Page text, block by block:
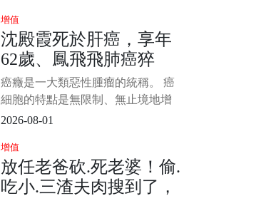
前在一個協尋網站中，一個女孩備
受關注，她已經失蹤了14年，但是
在各方調查下，卻始終沒有消息，
唯一的證物，又是遺留在書包中的
一封信，內容曝光，震驚當地人，
增值
沈殿霞死於肝癌，享年
62歲、鳳飛飛肺癌猝
逝，享年60歲！「這10
大食品」能不碰就不碰
癌癥是一大類惡性腫瘤的統稱。 癌
細胞的特點是無限制、無止境地增
生，使患者體內的營養物質被大量
人體產生一系列癥狀；癌細胞還可
轉移到全身各處生長繁殖，導致人
體消瘦、無力、貧血、食欲不振、
2026-08-01
增值
放任老爸砍.死老婆！偷.
吃小.三渣夫肉搜到了，